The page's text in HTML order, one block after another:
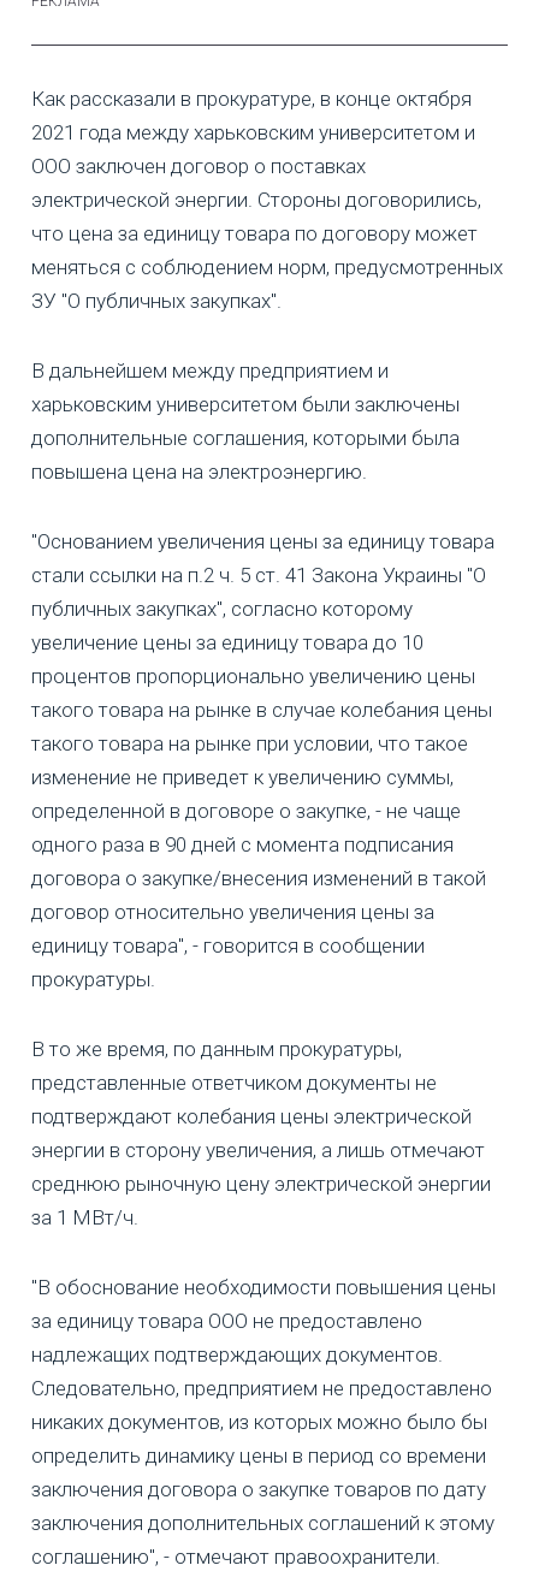
Как рассказали в прокуратуре, в конце октября
2021 года между харьковским университетом и
ООО заключен договор о поставках
электрической энергии. Стороны договорились,
что цена за единицу товара по договору может
меняться с соблюдением норм, предусмотренных
ЗУ "О публичных закупках".
В дальнейшем между предприятием и
харьковским университетом были заключены
дополнительные соглашения, которыми была
повышена цена на электроэнергию.
"Основанием увеличения цены за единицу товара
стали ссылки на п.2 ч. 5 ст. 41 Закона Украины "О
публичных закупках", согласно которому
увеличение цены за единицу товара до 10
процентов пропорционально увеличению цены
такого товара на рынке в случае колебания цены
такого товара на рынке при условии, что такое
изменение не приведет к увеличению суммы,
определенной в договоре о закупке, - не чаще
одного раза в 90 дней с момента подписания
договора о закупке/внесения изменений в такой
договор относительно увеличения цены за
единицу товара", - говорится в сообщении
прокуратуры.
В то же время, по данным прокуратуры,
представленные ответчиком документы не
подтверждают колебания цены электрической
энергии в сторону увеличения, а лишь отмечают
среднюю рыночную цену электрической энергии
за 1 МВт/ч.
"В обоснование необходимости повышения цены
за единицу товара ООО не предоставлено
надлежащих подтверждающих документов.
Следовательно, предприятием не предоставлено
никаких документов, из которых можно было бы
определить динамику цены в период со времени
заключения договора о закупке товаров по дату
заключения дополнительных соглашений к этому
соглашению", - отмечают правоохранители.